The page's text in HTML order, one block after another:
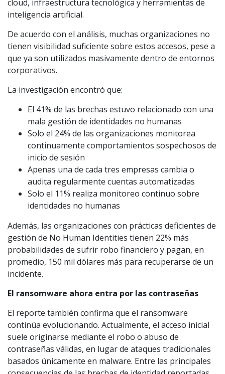
cloud, infraestructura tecnológica y herramientas de
inteligencia artificial.
De acuerdo con el análisis, muchas organizaciones no
tienen visibilidad suficiente sobre estos accesos, pese a
que ya son utilizados masivamente dentro de entornos
corporativos.
La investigación encontró que:
El 41% de las brechas estuvo relacionado con una
mala gestión de identidades no humanas
Solo el 24% de las organizaciones monitorea
continuamente comportamientos sospechosos de
inicio de sesión
Apenas una de cada tres empresas cambia o
audita regularmente cuentas automatizadas
Solo el 11% realiza monitoreo continuo sobre
identidades no humanas
Además, las organizaciones con prácticas deficientes de
gestión de No Human Identities tienen 22% más
probabilidades de sufrir robo financiero y pagan, en
promedio, 150 mil dólares más para recuperarse de un
incidente.
El ransomware ahora entra por las contraseñas
El reporte también confirma que el ransomware
continúa evolucionando. Actualmente, el acceso inicial
suele originarse mediante el robo o abuso de
contraseñas válidas, en lugar de ataques tradicionales
basados únicamente en malware. Entre las principales